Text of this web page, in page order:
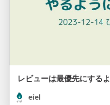
レビューは最優先にする
eiel